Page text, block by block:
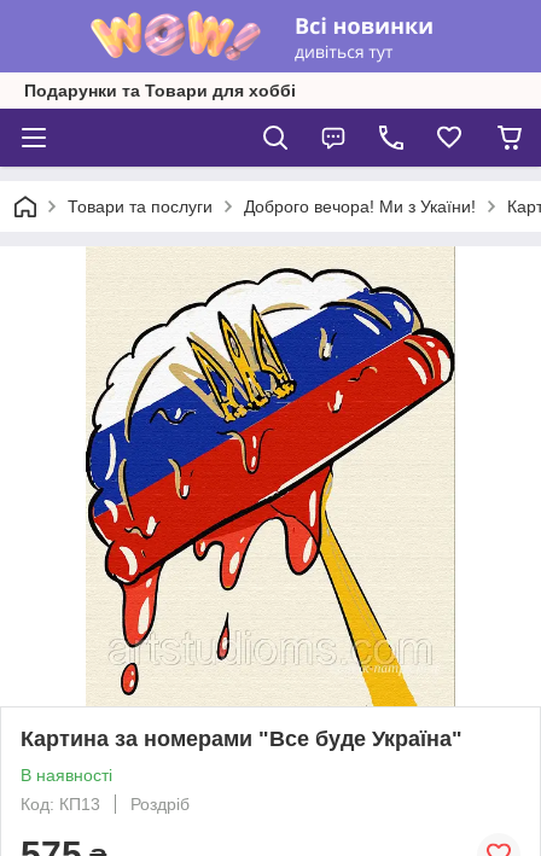
Подарунки та Товари для хоббі
Товари та послуги Доброго вечора! Ми з Укаїни!
Картина за номерами "Все буде Україна"
В наявності
Код: КП13
Роздріб